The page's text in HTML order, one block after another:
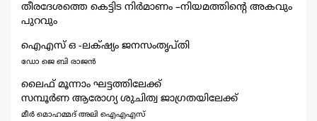
തീരദേശത്തെ കെട്ടിട നിര്‍മാണം –നിയമത്തിന്റെ അകവും
പുറവും
ഐഎസ് ഒ -ലക്‌ഷ്യം ജനസംതൃപ്തി
ഡോ ജെ ബി രാജന്‍
ലൈഫ് മൂന്നാം ഘട്ടത്തിലേക്ക്
സമ്പൂര്‍ണ ആരോഗ്യ ശുചിത്വ ജാഗ്രതയിലേക്ക്
മീര്‍ മൊഹമ്മദ്‌ അലി ഐഎഎസ്